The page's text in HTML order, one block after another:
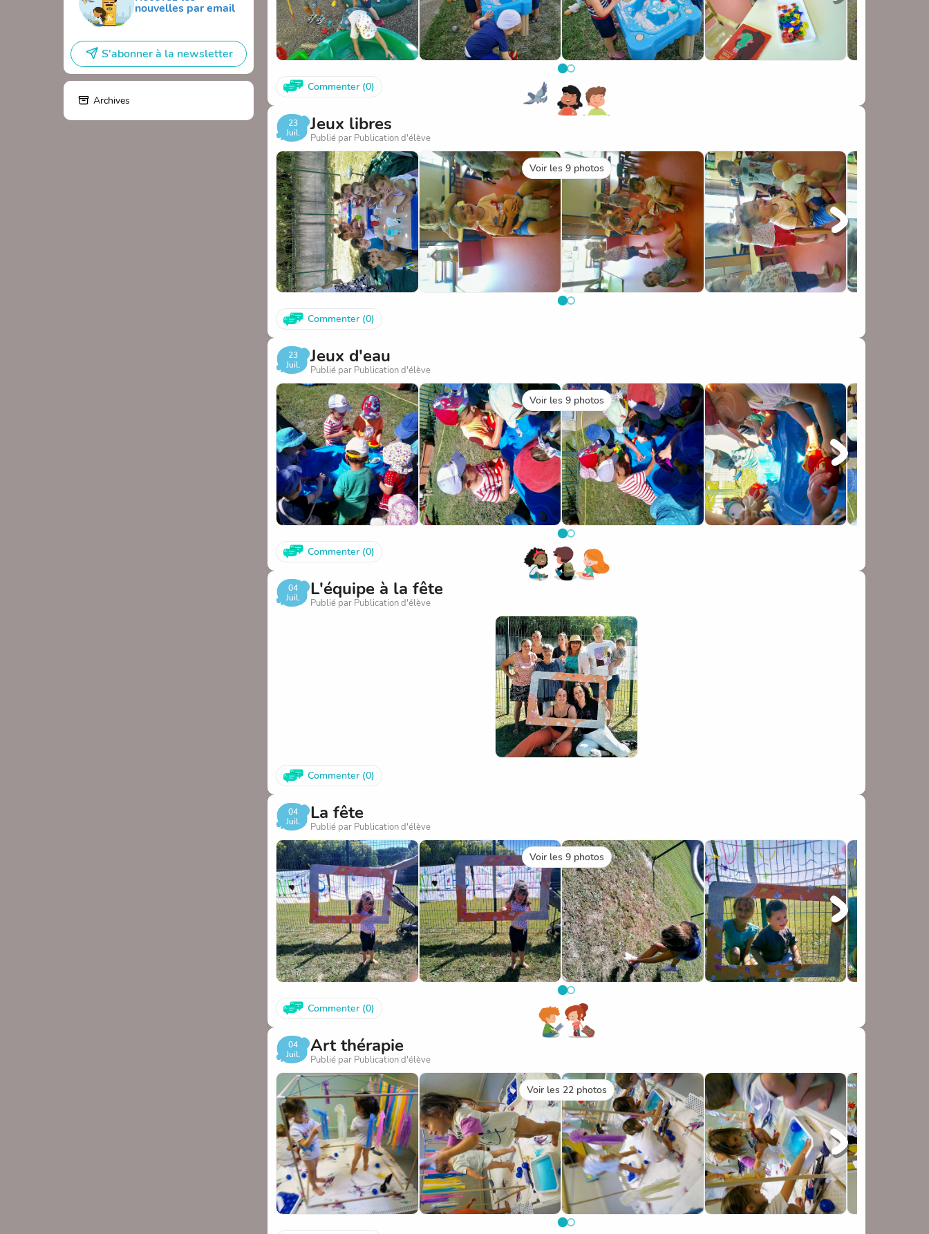
nouvelles par email
S'abonner à la newsletter
Archives
Commenter (0)
23
Juil.
Jeux libres
Publié par Publication d'élève
Voir les 9 photos
Commenter (0)
23
Juil.
Jeux d'eau
Publié par Publication d'élève
Voir les 9 photos
Commenter (0)
04
Juil.
L'équipe à la fête
Publié par Publication d'élève
Commenter (0)
04
Juil.
La fête
Publié par Publication d'élève
Voir les 9 photos
Commenter (0)
04
Juil.
Art thérapie
Publié par Publication d'élève
Voir les 22 photos